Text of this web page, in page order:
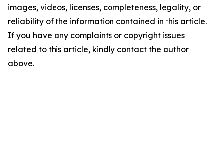
images, videos, licenses, completeness, legality, or
reliability of the information contained in this article.
If you have any complaints or copyright issues
related to this article, kindly contact the author
above.